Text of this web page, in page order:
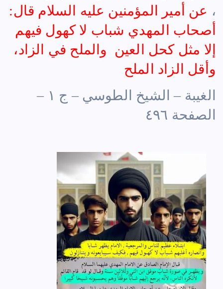
، عن أمير المؤمنين عليه السلام قال:
أصحاب المهدي شباب لا كهول فيهم
إلا مثل كحل العين والملح في الزاد،
وأقل الزاد الملح
الغيبة – الشيخ الطوسي – ج ١ –
الصفحة ٤٩٦